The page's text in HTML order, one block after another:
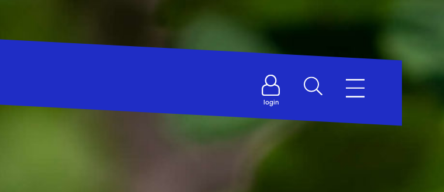
login